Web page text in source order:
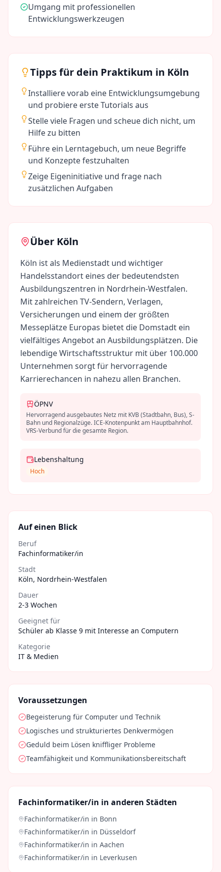
Umgang mit professionellen
Entwicklungswerkzeugen
Tipps für dein Praktikum in Köln
Installiere vorab eine Entwicklungsumgebung
und probiere erste Tutorials aus
Stelle viele Fragen und scheue dich nicht, um
Hilfe zu bitten
Führe ein Lerntagebuch, um neue Begriffe
und Konzepte festzuhalten
Zeige Eigeninitiative und frage nach
zusätzlichen Aufgaben
Über Köln
Köln ist als Medienstadt und wichtiger
Handelsstandort eines der bedeutendsten
Ausbildungszentren in Nordrhein-Westfalen.
Mit zahlreichen TV-Sendern, Verlagen,
Versicherungen und einem der größten
Messeplätze Europas bietet die Domstadt ein
vielfältiges Angebot an Ausbildungsplätzen. Die
lebendige Wirtschaftsstruktur mit über 100.000
Unternehmen sorgt für hervorragende
Karrierechancen in nahezu allen Branchen.
ÖPNV
Hervorragend ausgebautes Netz mit KVB (Stadtbahn, Bus), S-
Bahn und Regionalzüge. ICE-Knotenpunkt am Hauptbahnhof.
VRS-Verbund für die gesamte Region.
Lebenshaltung
Hoch
Auf einen Blick
Beruf
Fachinformatiker/in
Stadt
Köln, Nordrhein-Westfalen
Dauer
2-3 Wochen
Geeignet für
Schüler ab Klasse 9 mit Interesse an Computern
Kategorie
IT & Medien
Voraussetzungen
Begeisterung für Computer und Technik
Logisches und strukturiertes Denkvermögen
Geduld beim Lösen kniffliger Probleme
Teamfähigkeit und Kommunikationsbereitschaft
Fachinformatiker/in in anderen Städten
Fachinformatiker/in in Bonn
Fachinformatiker/in in Düsseldorf
Fachinformatiker/in in Aachen
Fachinformatiker/in in Leverkusen